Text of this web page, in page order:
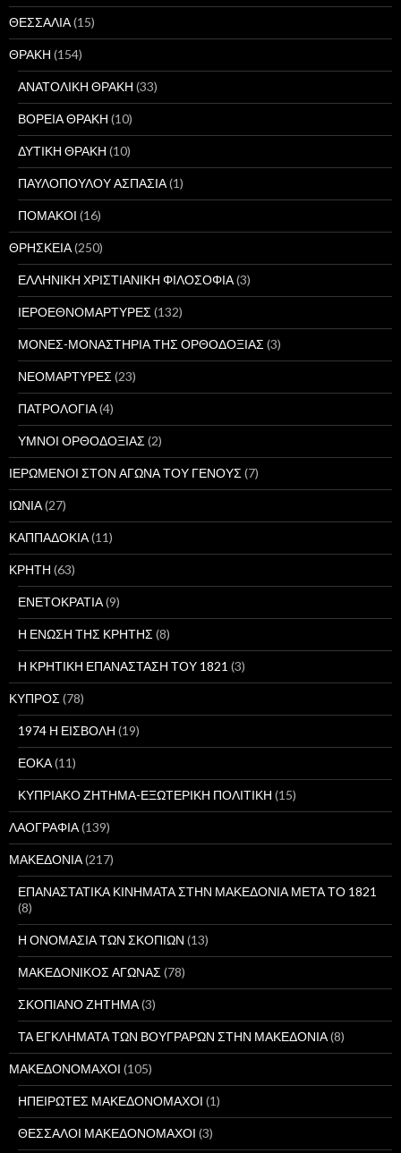
ΘΕΣΣΑΛΙΑ(15)
ΘΡΑΚΗ (154)
ΑΝΑΤΟΛΙΚΗ ΘΡΑΚΗ (33)
ΒΟΡΕΙΑ ΘΡΑΚΗ (10)
ΔΥΤΙΚΗ ΘΡΑΚΗ (10)
ΠΑΥΛΟΠΟΥΛΟΥ ΑΣΠΑΣΙΑ(1)
ΠΟΜΑΚΟΙ (16)
ΘΡΗΣΚΕΙΑ(250)
ΕΛΛΗΝΙΚΗ ΧΡΙΣΤΙΑΝΙΚΗ ΦΙΛΟΣΟΦΙΑ(3)
ΙΕΡΟΕΘΝΟΜΑΡΤΥΡΕΣ (132)
ΜΟΝΕΣ-ΜΟΝΑΣΤΗΡΙΑ ΤΗΣ ΟΡΘΟΔΟΞΙΑΣ (3)
ΝΕΟΜΑΡΤΥΡΕΣ (23)
ΠΑΤΡΟΛΟΓΙΑ(4)
ΥΜΝΟΙ ΟΡΘΟΔΟΞΙΑΣ (2)
ΙΕΡΩΜΕΝΟΙ ΣΤΟΝ ΑΓΩΝΑ ΤΟΥ ΓΕΝΟΥΣ (7)
ΙΩΝΙΑ(27)
ΚΑΠΠΑΔΟΚΙΑ(11)
ΚΡΗΤΗ (63)
ΕΝΕΤΟΚΡΑΤΙΑ(9)
Η ΕΝΩΣΗ ΤΗΣ ΚΡΗΤΗΣ (8)
Η ΚΡΗΤΙΚΗ ΕΠΑΝΑΣΤΑΣΗ ΤΟΥ 1821 (3)
ΚΥΠΡΟΣ (78)
1974 Η ΕΙΣΒΟΛΗ (19)
ΕΟΚΑ(11)
ΚΥΠΡΙΑΚΟ ΖΗΤΗΜΑ-ΕΞΩΤΕΡΙΚΗ ΠΟΛΙΤΙΚΗ (15)
ΛΑΟΓΡΑΦΙΑ(139)
ΜΑΚΕΔΟΝΙΑ(217)
ΕΠΑΝΑΣΤΑΤΙΚΑ ΚΙΝΗΜΑΤΑ ΣΤΗΝ ΜΑΚΕΔΟΝΙΑ ΜΕΤΑ ΤΟ 1821
(8)
Η ΟΝΟΜΑΣΙΑ ΤΩΝ ΣΚΟΠΙΩΝ (13)
ΜΑΚΕΔΟΝΙΚΟΣ ΑΓΩΝΑΣ (78)
ΣΚΟΠΙΑΝΟ ΖΗΤΗΜΑ(3)
ΤΑ ΕΓΚΛΗΜΑΤΑ ΤΩΝ ΒΟΥΓΡΑΡΩΝ ΣΤΗΝ ΜΑΚΕΔΟΝΙΑ(8)
ΜΑΚΕΔΟΝΟΜΑΧΟΙ (105)
ΗΠΕΙΡΩΤΕΣ ΜΑΚΕΔΟΝΟΜΑΧΟΙ (1)
ΘΕΣΣΑΛΟΙ ΜΑΚΕΔΟΝΟΜΑΧΟΙ (3)